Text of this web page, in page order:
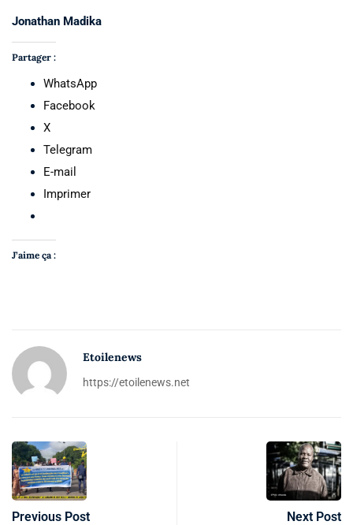
Jonathan Madika
Partager :
WhatsApp
Facebook
X
Telegram
E-mail
Imprimer
J’aime ça :
Etoilenews
https://etoilenews.net
Previous Post Next Post